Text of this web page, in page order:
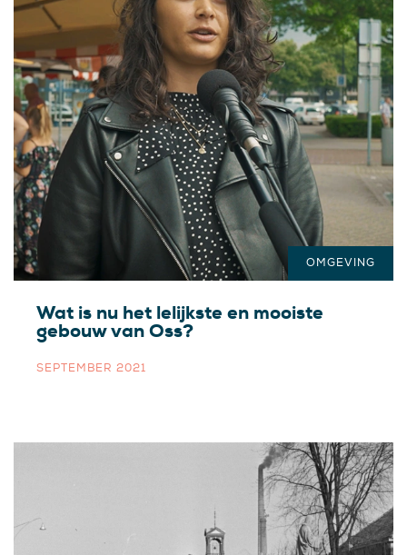
Wat is nu het lelijkste en mooiste
gebouw van Oss?
SEPTEMBER 2021
OMGEVING